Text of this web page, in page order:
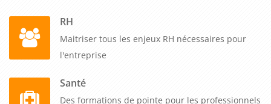
RH
Maitriser tous les enjeux RH nécessaires pour
l'entreprise
Santé
Des formations de pointe pour les professionnels